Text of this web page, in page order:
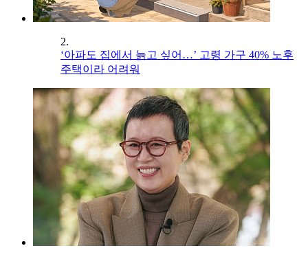
2.
‘아파도 집에서 늙고 싶어…’ 고령 가구 40% 노후
주택이라 어려워